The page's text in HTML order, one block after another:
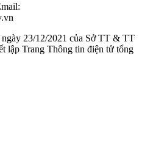
23/12/2021 của Sở TT & TT
lập Trang Thông tin điện tử tổng